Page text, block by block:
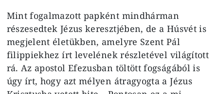
Mint fogalmazott papként mindhárman
részesedtek Jézus keresztjében, de a Húsvét is
megjelent életükben, amelyre Szent Pál
filippiekhez írt levelének részletével világított
rá. Az apostol Efezusban töltött fogságából is
úgy írt, hogy azt mélyen átragyogta a Jézus